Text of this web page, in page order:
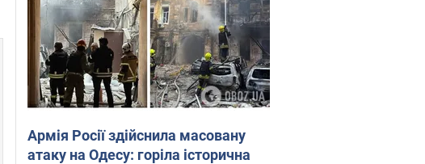
Армія Росії здійснила масовану
атаку на Одесу: горіла історична